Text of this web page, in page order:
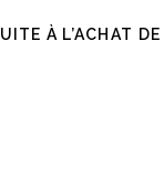
À L’ACHAT